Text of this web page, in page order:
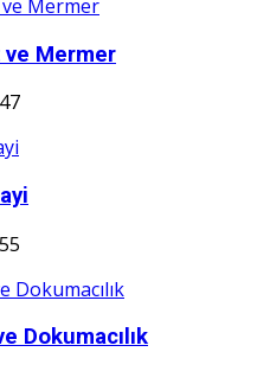
Mermer
Dokumacılık